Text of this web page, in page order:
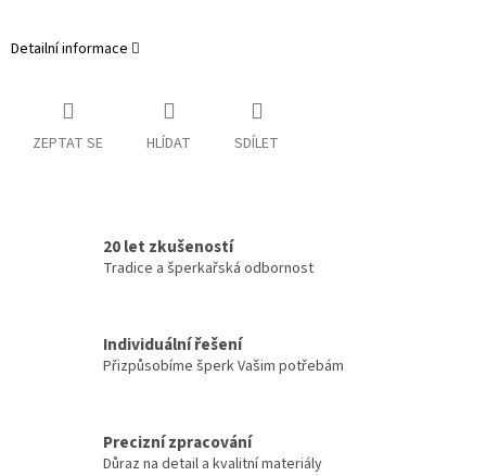
Detailní informace
ZEPTAT SE HLÍDAT SDÍLET
20 let zkušeností
Tradice a šperkařská odbornost
Individuální řešení
Přizpůsobíme šperk Vašim potřebám
Precizní zpracování
Důraz na detail a kvalitní materiály